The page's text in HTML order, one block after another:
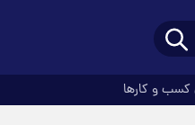
کسب و کارها